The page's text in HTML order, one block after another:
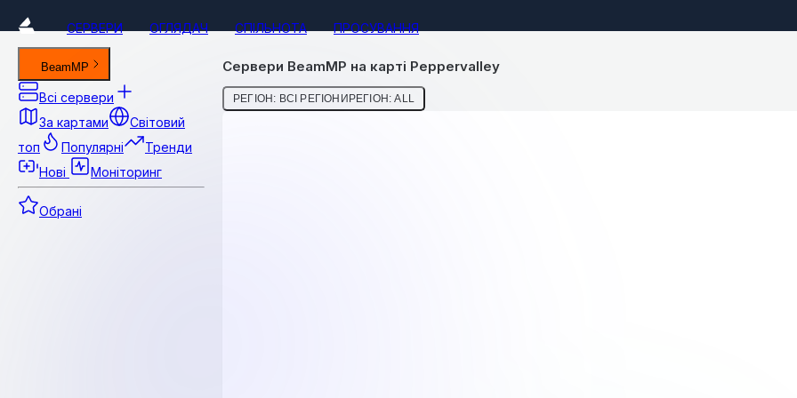
СЕРВЕРИ ОГЛЯДАЧ СПІЛЬНОТА ПРОСУВАННЯ
BeamMP
Всі сервери
За картами
Світовий
топ
Популярні
Тренди
Нові
Моніторинг
Обрані
Сервери BeamMP на карті Peppervalley
РЕГІОН: ВСІ РЕГІОНИ РЕГІОН: ALL